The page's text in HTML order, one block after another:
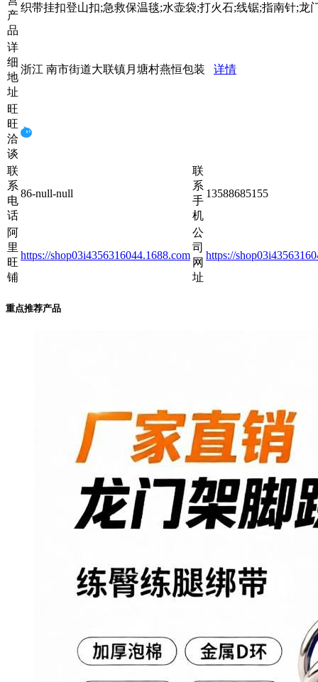
产
品
织带挂扣登山扣;急救保温毯;水壶袋;打火石;线锯;指南针;龙
详
细
地
址
浙江 南市街道大联镇月塘村燕恒包装 详情
旺
旺
洽
谈
联
系
电
话
86-null-null
联
系
手
机
13588685155
阿
里
旺
铺
https://shop03i4356316044.1688.com
公
司
网
址
https://
重点推荐产品